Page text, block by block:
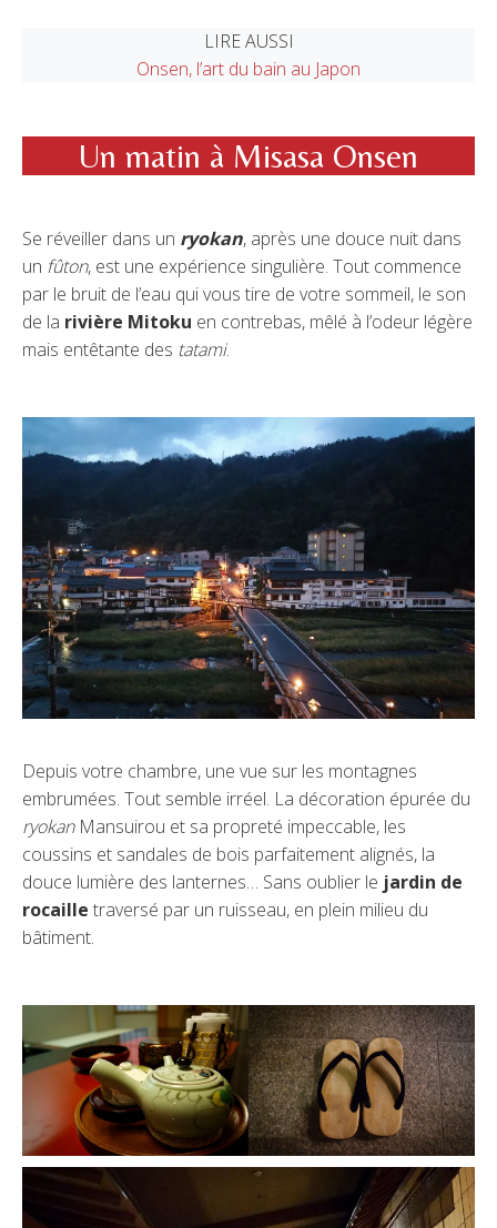
LIRE AUSSI
Onsen, l’art du bain au Japon
Un matin à Misasa Onsen
Se réveiller dans un ryokan, après une douce nuit dans
un fûton, est une expérience singulière. Tout commence
par le bruit de l’eau qui vous tire de votre sommeil, le son
de la rivière Mitoku en contrebas, mêlé à l’odeur légère
mais entêtante des tatami.
Depuis votre chambre, une vue sur les montagnes
embrumées. Tout semble irréel. La décoration épurée du
ryokanMansuirou et sa propreté impeccable, les
coussins et sandales de bois parfaitement alignés, la
douce lumière des lanternes… Sans oublier le jardin de
rocaille traversé par un ruisseau, en plein milieu du
bâtiment.